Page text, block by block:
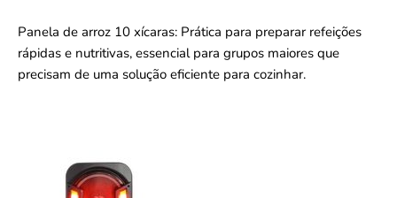
Panela de arroz 10 xícaras: Prática para preparar refeições
rápidas e nutritivas, essencial para grupos maiores que
precisam de uma solução eficiente para cozinhar.